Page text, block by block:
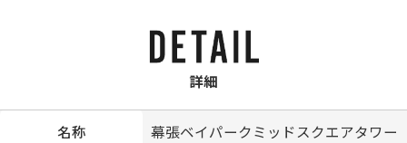
詳細
名称 幕張ベイパークミッドスクエアタワー